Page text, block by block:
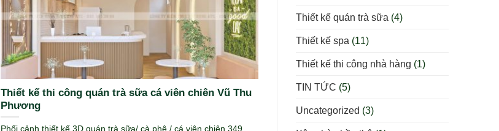
Thiết kế thi công quán trà sữa cá viên chiên Vũ Thu
Phương
Phối cảnh thiết kế 3D quán trà sữa/ cà phê / cá viên chiên 349
Thiết kế quán trà sữa (4)
Thiết kế spa (11)
Thiết kế thi công nhà hàng (1)
TIN TỨC (5)
Uncategorized (3)